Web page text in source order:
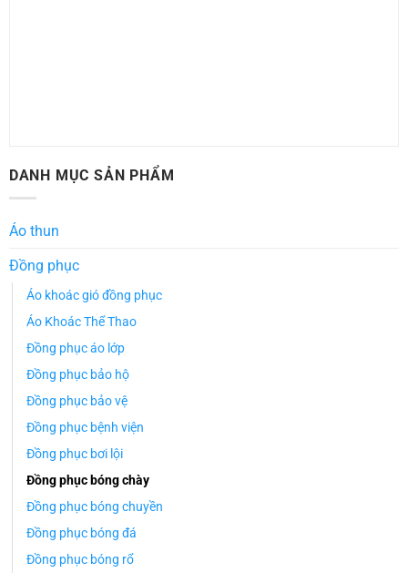
DANH MỤC SẢN PHẨM
Áo thun
Đồng phục
Áo khoác gió đồng phục
Áo Khoác Thể Thao
Đồng phục áo lớp
Đồng phục bảo hộ
Đồng phục bảo vệ
Đồng phục bệnh viện
Đồng phục bơi lội
Đồng phục bóng chày
Đồng phục bóng chuyền
Đồng phục bóng đá
Đồng phục bóng rổ